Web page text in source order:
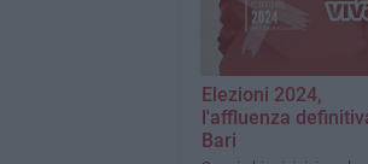
Elezioni 2024,
l'affluenza
Bari